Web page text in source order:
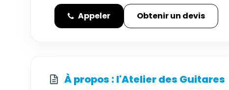
Appeler Obtenir un devis
À propos : l'Atelier des Guitares